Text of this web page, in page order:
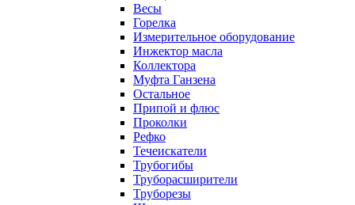
Весы
Горелка
Измерительное оборудование
Инжектор масла
Коллектора
Муфта Ганзена
Остальное
Припой и флюс
Проколки
Рефко
Течеискатели
Трубогибы
Труборасширители
Труборезы